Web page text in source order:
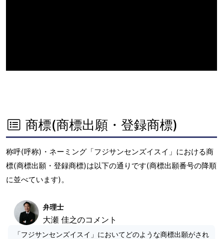
商標(商標出願・登録商標)
称呼(呼称)・ネーミング「フジサンセンズイスイ」における商
標(商標出願・登録商標)は以下の通りです(商標出願番号の降順
に並べています)。
弁理士
大瀬 佳之のコメント
「フジサンセンズイスイ」においてどのような商標出願がされ